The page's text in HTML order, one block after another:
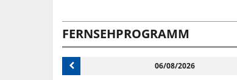
FERNSEHPROGRAMM
06/08/2026